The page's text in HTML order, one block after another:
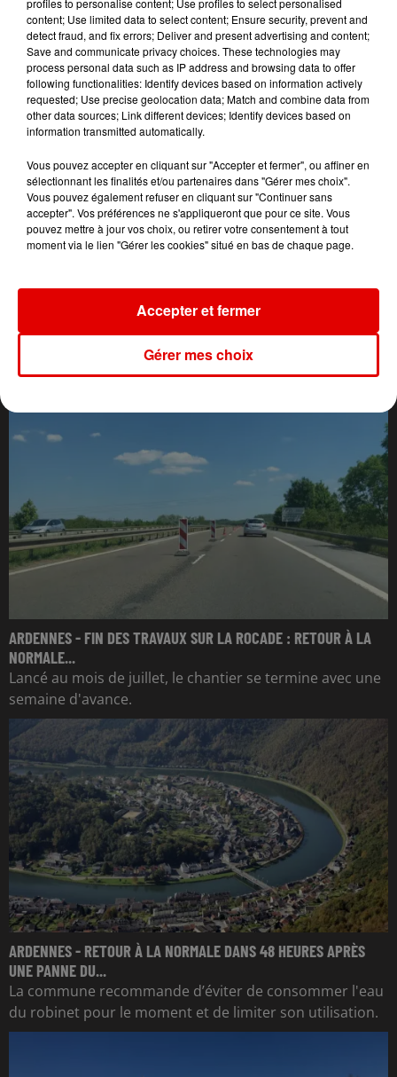
Sur La Piste Dracula
Il Est Où Le
Bonheur
L'ACTU DES ARDENNES
ARDENNES - FIN DES TRAVAUX SUR LA ROCADE : RETOUR À LA
NORMALE...
Lancé au mois de juillet, le chantier se termine avec une
semaine d'avance.
ARDENNES - RETOUR À LA NORMALE DANS 48 HEURES APRÈS
UNE PANNE DU...
La commune recommande d’éviter de consommer l'eau
du robinet pour le moment et de limiter son utilisation.
content; Use limited data to select content; Ensure security, prevent and
detect fraud, and fix errors; Deliver and present advertising and content;
Save and communicate privacy choices. These technologies may
process personal data such as IP address and browsing data to offer
following functionalities: Identify devices based on information actively
requested; Use precise geolocation data; Match and combine data from
other data sources; Link different devices; Identify devices based on
information transmitted automatically.
Vous pouvez accepter en cliquant sur "Accepter et fermer", ou affiner en
sélectionnant les finalités et/ou partenaires dans "Gérer mes choix".
Vous pouvez également refuser en cliquant sur "Continuer sans
accepter". Vos préférences ne s'appliqueront que pour ce site. Vous
pouvez mettre à jour vos choix, ou retirer votre consentement à tout
moment via le lien "Gérer les cookies" situé en bas de chaque page.
Gérer mes choix
Accepter et fermer